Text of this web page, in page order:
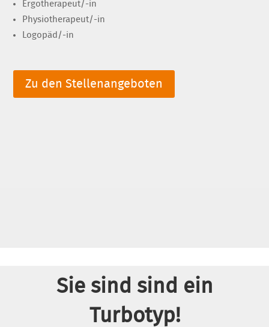
Ergotherapeut/-in
Physiotherapeut/-in
Logopäd/-in
Zu den Stellenangeboten
Sie sind sind ein
Turbotyp!